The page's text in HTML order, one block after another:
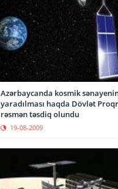
Azərbaycanda kosmik
yaradılması haqda Dövlət Proqramı
rəsmən təsdiq olundu
19-08-2009